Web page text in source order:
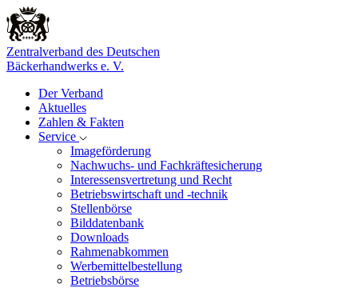
Zentralverband des Deutschen
Bäckerhandwerks e. V.
Der Verband
Aktuelles
Zahlen & Fakten
Service
Imageförderung
Nachwuchs- und Fachkräftesicherung
Interessensvertretung und Recht
Betriebswirtschaft und -technik
Stellenbörse
Bilddatenbank
Downloads
Rahmenabkommen
Werbemittelbestellung
Betriebsbörse